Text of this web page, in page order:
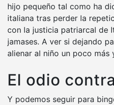
hijo pequeño tal como ha
italiana tras perder la
con la justicia patriarcal de
jamases. A ver si dejando
alienar al niño un poco más
El odio contra
Y podemos seguir para